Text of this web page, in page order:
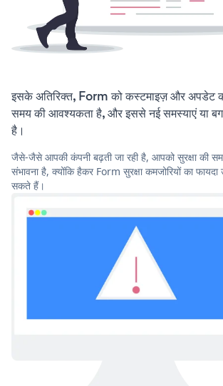
इसके अतिरिक्त, Form को कस्टमाइज़ और अपडेट
समय की आवश्यकता है, और इससे नई समस्याएं या बग
है।
जैसे-जैसे आपकी कंपनी बढ़ती जा रही है, आपको सुरक्षा की
संभावना है, क्योंकि हैकर Form सुरक्षा कमजोरियों का
सकते हैं।